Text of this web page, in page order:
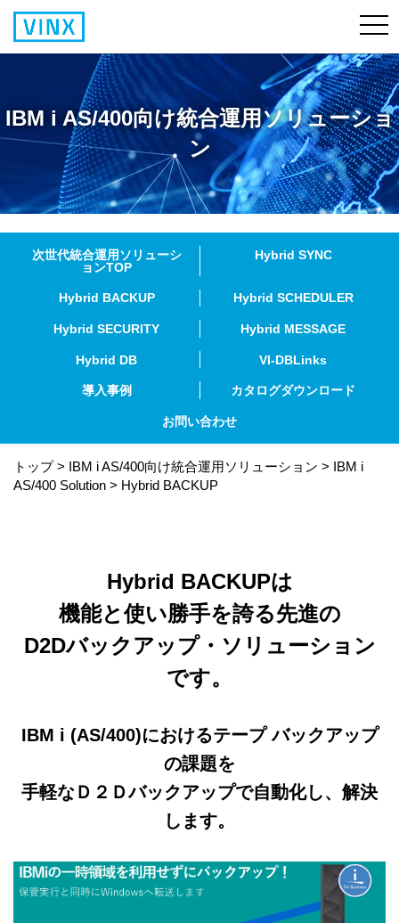
IBM i AS/400向け統合運用ソリューショ
ン
次世代統合運用ソリューシ
ョンTOP
Hybrid SYNC
Hybrid BACKUP Hybrid SCHEDULER
Hybrid SECURITY Hybrid MESSAGE
Hybrid DB VI-DBLinks
導入事例 カタログダウンロード
お問い合わせ
トップ> IBM i AS/400向け統合運用ソリューション > IBM i
AS/400 Solution > Hybrid BACKUP
Hybrid BACKUPは
機能と使い勝手を誇る先進の
D2Dバックアップ・ソリューション
です。
IBM i (AS/400)におけるテープ バックアップ
の課題を
手軽なＤ２Ｄバックアップで自動化し、解決
します。